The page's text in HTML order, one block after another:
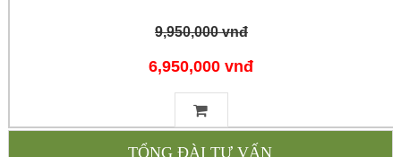
9,950,000 vnđ
6,950,000 vnđ
TỔNG ĐÀI TƯ VẤN